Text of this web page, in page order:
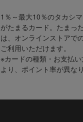
1％～最大10％のタカシ
がたまるカード。たまっ
は、オンラインストアで
ご利用いただけます。
※カードの種類・お支払
より、ポイント率が異なり